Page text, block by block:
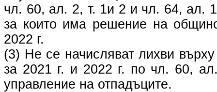
чл. 60, ал. 2, т. 1и 2 и чл. 64, ал.
за които има решение на
2022 г.
(3) Не се начисляват лихви
за 2021 г. и 2022 г. по чл. 60,
управление на отпадъците.